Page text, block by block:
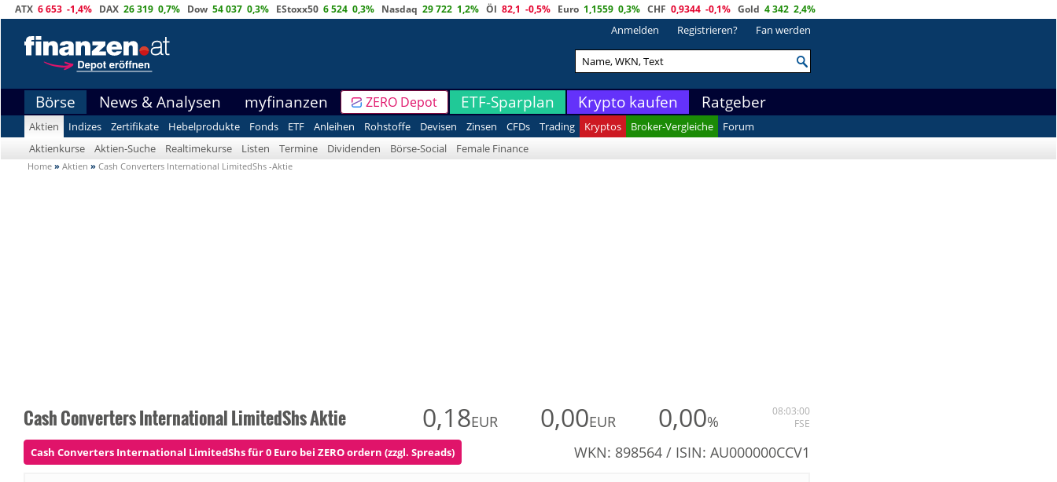
ATX 6 653 -1,4% DAX 26 319 0,7% Dow 54 037 0,3% EStoxx50 6 524 0,3% Nasdaq 29 722 1,2% Öl 82,1 -0,5% Euro 1,1559 0,3% CHF 0,9344 -0,1% Gold 4 342 2,4%
Anmelden Registrieren? Fan werden
Börse News & Analysen myfinanzen ZERO Depot ETF-Sparplan Krypto kaufen Ratgeber
Aktien Indizes Zertifikate Hebelprodukte Fonds ETF Anleihen Rohstoffe Devisen Zinsen CFDs Trading Kryptos Broker-Vergleiche
Forum
Aktienkurse
Aktien-Suche Realtimekurse Listen Termine Dividenden Börse-Social Female Finance
Home » Aktien » Cash Converters International LimitedShs -Aktie
Cash Converters International LimitedShs Aktie 0,18EUR 0,00EUR 0,00%
08:03:00
FSE
Cash Converters International LimitedShs für 0 Euro bei ZERO ordern (zzgl. Spreads) WKN: 898564 / ISIN: AU000000CCV1